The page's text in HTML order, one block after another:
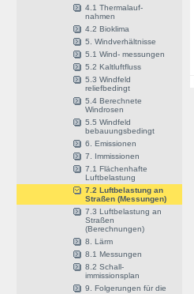
4.1 Thermalauf-
nahmen
4.2 Bioklima
5. Windverhältnisse
5.1 Wind- messungen
5.2 Kaltluftfluss
5.3 Windfeld
reliefbedingt
5.4 Berechnete
Windrosen
5.5 Windfeld
bebauungsbedingt
6. Emissionen
7. Immissionen
7.1 Flächenhafte
Luftbelastung
7.2 Luftbelastung an
Straßen (Messungen)
7.3 Luftbelastung an
Straßen
(Berechnungen)
8. Lärm
8.1 Messungen
8.2 Schall-
immissionsplan
9. Folgerungen für die